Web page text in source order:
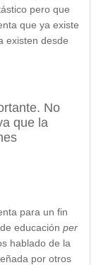
pero que
que ya existe
existen desde
No
que la
para un fin
educación per
hablado de la
por otros